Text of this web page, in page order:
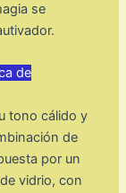
se
de
tono cálido y
de
por un
vidrio, con